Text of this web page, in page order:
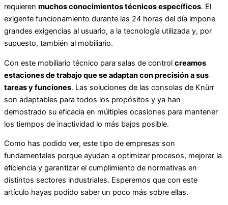
requieren muchos conocimientos técnicos específicos. El
exigente funcionamiento durante las 24 horas del día impone
grandes exigencias al usuario, a la tecnología utilizada y, por
supuesto, también al mobiliario.
Con este mobiliario técnico para salas de control creamos
estaciones de trabajo que se adaptan con precisión a sus
tareas y funciones. Las soluciones de las consolas de Knürr
son adaptables para todos los propósitos y ya han
demostrado su eficacia en múltiples ocasiones para mantener
los tiempos de inactividad lo más bajos posible.
Como has podido ver, este tipo de empresas son
fundamentales porque ayudan a optimizar procesos, mejorar la
eficiencia y garantizar el cumplimiento de normativas en
distintos sectores industriales. Esperemos que con este
artículo hayas podido saber un poco más sobre ellas.